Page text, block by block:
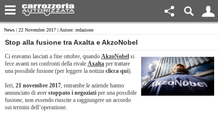
News | 22 November 2017 | Autore: redazione
Stop alla fusione tra Axalta e AkzoNobel
Ci eravamo lasciati a fine ottobre, quando AkzoNobel si
fece avanti nei confronti della rivale Axalta per trattare
una possibile fusione (per leggere la notizia clicca qui).
Ieri, 21 novembre 2017, entrambe le aziende hanno
annunciato di aver stoppato i negoziati per una possibile
fusione, non essendo riuscite a raggiungere un accordo
sui termini dell’operazione.